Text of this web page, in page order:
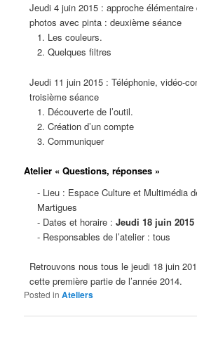
Jeudi 4 juin 2015 : approche
photos avec pinta : deuxième séance
1. Les couleurs.
2. Quelques filtres
Jeudi 11 juin 2015 : Téléphonie, vidéo-
troisième séance
1. Découverte de l’outil.
2. Création d’un compte
3. Communiquer
Atelier « Questions, réponses »
- Lieu : Espace Culture et Multimédia
Martigues
- Dates et horaire : Jeudi 18 juin 2015
- Responsables de l’atelier : tous
Retrouvons nous tous le jeudi 18 juin
cette première partie de l’année 2014.
Posted in Ateliers